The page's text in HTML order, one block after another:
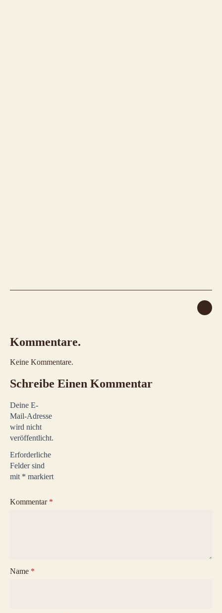
Kommentare.
Keine Kommentare.
Schreibe Einen Kommentar
Deine E-
Mail-Adresse
wird nicht
veröffentlicht.
Erforderliche
Felder sind
mit * markiert
Kommentar *
Name *